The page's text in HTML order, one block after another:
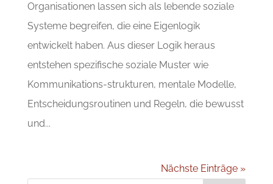
Organisationen lassen sich als lebende soziale
Systeme begreifen, die eine Eigenlogik
entwickelt haben. Aus dieser Logik heraus
entstehen spezifische soziale Muster wie
Kommunikations-strukturen, mentale Modelle,
Entscheidungsroutinen und Regeln, die bewusst
und...
Nächste Einträge »